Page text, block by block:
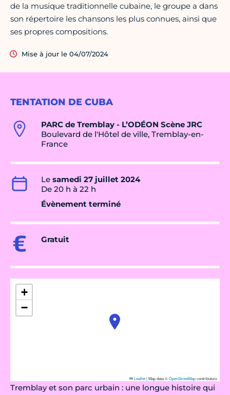
TENTATION DE CUBA
PARC de Tremblay - L’ODÉON Scène JRC
Boulevard de l'Hôtel de ville, Tremblay-en-
France
Le samedi 27 juillet 2024
De 20 h à 22 h
Évènement terminé
Gratuit
+
−
Leaflet|Map data ©OpenStreetMapcontributors
Tremblay et son parc urbain : une longue histoire qui
de la musique traditionnelle cubaine, le groupe a dans
son répertoire les chansons les plus connues, ainsi que
ses propres compositions.
Mise à jour le 04/07/2024